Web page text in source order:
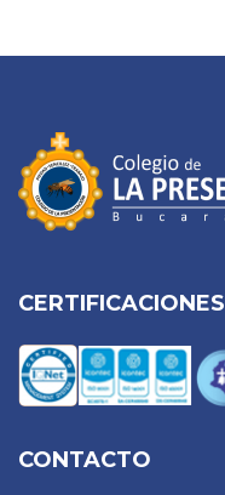
CERTIFICACIONES
CONTACTO